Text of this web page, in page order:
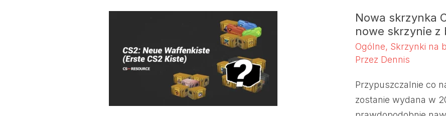
Nowa skrzynka
nowe skrzynie z
Ogólne, Skrzynki na
Przez Dennis
Przypuszczalnie co
zostanie wydana w